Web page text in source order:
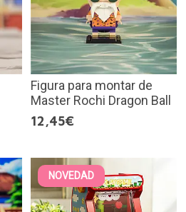
Figura para montar de
Master Rochi Dragon Ball
12,45€
NOVEDAD